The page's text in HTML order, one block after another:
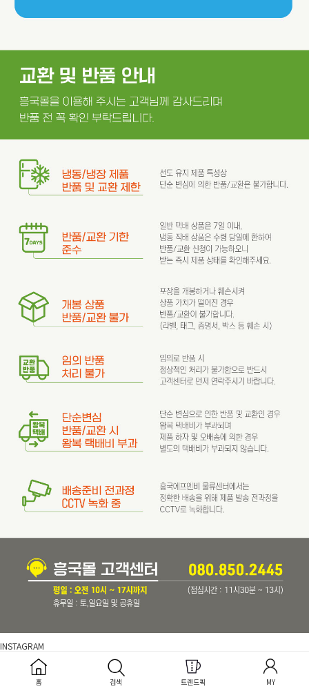
INSTAGRAM
@hyungkuk_hmade
홈 검색 트렌드픽 MY